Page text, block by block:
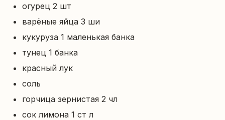
огурец 2 шт
варёные яйца 3 ши
кукуруза 1 маленькая банка
тунец 1 банка
красный лук
соль
горчица зернистая 2 чл
сок лимона 1 ст л